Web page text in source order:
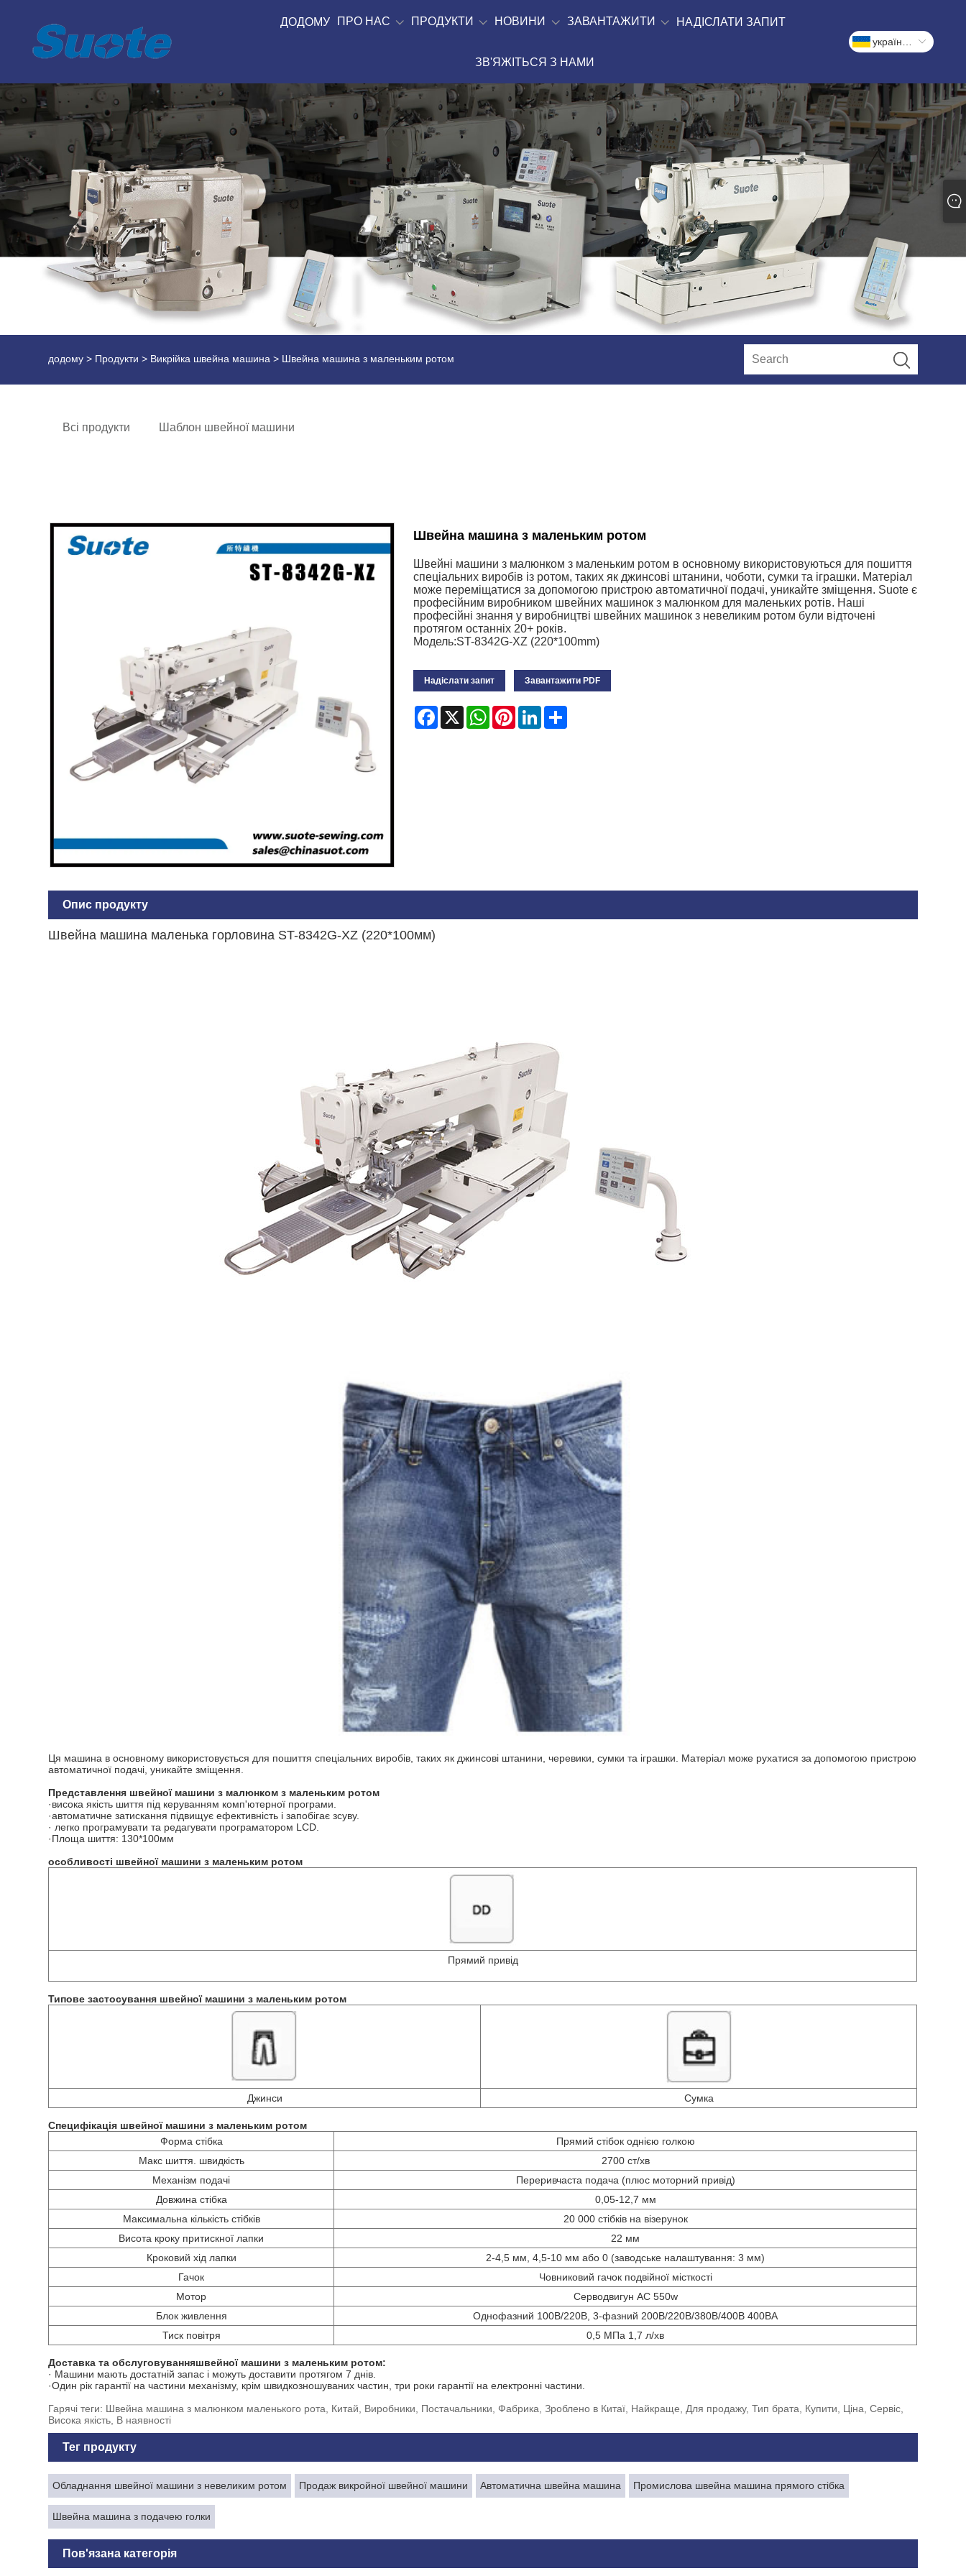
ДОДОМУ ПРО НАС ПРОДУКТИ НОВИНИ ЗАВАНТАЖИТИ НАДІСЛАТИ ЗАПИТ
ЗВ'ЯЖІТЬСЯ З НАМИ
додому > Продукти > Викрійка швейна машина > Швейна машина з маленьким ротом
Всі продукти Шаблон швейної машини
Швейна машина з маленьким ротом
Швейні машини з малюнком з маленьким ротом в основному використовуються для пошиття
спеціальних виробів із ротом, таких як джинсові штанини, чоботи, сумки та іграшки. Матеріал
може переміщатися за допомогою пристрою автоматичної подачі, уникайте зміщення. Suote є
професійним виробником швейних машинок з малюнком для маленьких ротів. Наші
професійні знання у виробництві швейних машинок з невеликим ротом були відточені
протягом останніх 20+ років.
Модель:ST-8342G-XZ (220*100mm)
Надіслати запит Завантажити PDF
Facebook
X WhatsApp
PinterestLinkedIn
Опис продукту
Швейна машина маленька горловина ST-8342G-XZ (220*100мм)
Ця машина в основному використовується для пошиття спеціальних виробів, таких як джинсові штанини, черевики, сумки та іграшки. Матеріал може рухатися за допомогою пристрою
автоматичної подачі, уникайте зміщення.
Представлення швейної машини з малюнком з маленьким ротом
·висока якість шиття під керуванням комп'ютерної програми.
·автоматичне затискання підвищує ефективність і запобігає зсуву.
· легко програмувати та редагувати програматором LCD.
·Площа шиття: 130*100мм
особливості швейної машини з маленьким ротом
Прямий привід
Типове застосування швейної машини з маленьким ротом
Джинси Сумка
Специфікація швейної машини з маленьким ротом
Форма стібка
Прямий стібок однією голкою
Макс шиття. швидкість
2700 ст/хв
Механізм подачі
Переривчаста подача (плюс моторний привід)
Довжина стібка
0,05-12,7 мм
Максимальна кількість стібків
20 000 стібків на візерунок
Висота кроку притискної лапки
22 мм
Кроковий хід лапки
2-4,5 мм, 4,5-10 мм або 0 (заводське налаштування: 3 мм)
Гачок
Човниковий гачок подвійної місткості
Мотор
Серводвигун AC 550w
Блок живлення
Однофазний 100В/220В, 3-фазний 200В/220В/380В/400В 400ВА
Тиск повітря
0,5 МПа 1,7 л/хв
Доставка та обслуговуванняшвейної машини з маленьким ротом:
· Машини мають достатній запас і можуть доставити протягом 7 днів.
·Один рік гарантії на частини механізму, крім швидкозношуваних частин, три роки гарантії на електронні частини.
Гарячі теги: Швейна машина з малюнком маленького рота, Китай, Виробники, Постачальники, Фабрика, Зроблено в Китаї, Найкраще, Для продажу, Тип брата, Купити, Ціна, Сервіс,
Висока якість, В наявності
Тег продукту
Обладнання швейної машини з невеликим ротом Продаж викройної швейної машини Автоматична швейна машина Промислова швейна машина прямого стібка
Швейна машина з подачею голки
Пов'язана категорія